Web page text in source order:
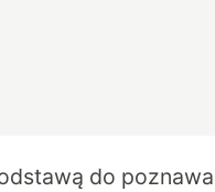
do